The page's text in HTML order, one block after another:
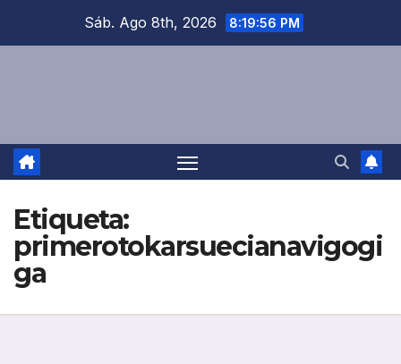
Sáb. Ago 8th, 2026 8:19:56 PM
Etiqueta:
primerotokarsuecianavigogi
ga